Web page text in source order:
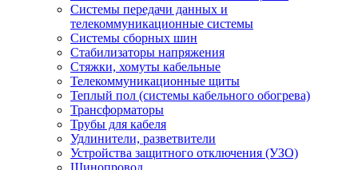
Системы передачи данных и
телекоммуникационные системы
Системы сборных шин
Стабилизаторы напряжения
Стяжки, хомуты кабельные
Телекоммуникационные щиты
Теплый пол (системы кабельного обогрева)
Трансформаторы
Трубы для кабеля
Удлинители, разветвители
Устройства защитного отключения (УЗО)
Шинопровод